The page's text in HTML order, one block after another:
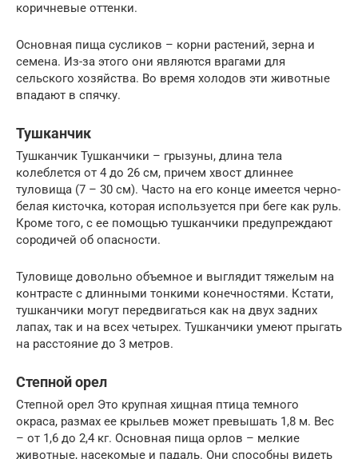
коричневые оттенки.
Основная пища сусликов – корни растений, зерна и
семена. Из-за этого они являются врагами для
сельского хозяйства. Во время холодов эти животные
впадают в спячку.
Тушканчик
Тушканчик Тушканчики – грызуны, длина тела
колеблется от 4 до 26 см, причем хвост длиннее
туловища (7 – 30 см). Часто на его конце имеется черно-
белая кисточка, которая используется при беге как руль.
Кроме того, с ее помощью тушканчики предупреждают
сородичей об опасности.
Туловище довольно объемное и выглядит тяжелым на
контрасте с длинными тонкими конечностями. Кстати,
тушканчики могут передвигаться как на двух задних
лапах, так и на всех четырех. Тушканчики умеют прыгать
на расстояние до 3 метров.
Степной орел
Степной орел Это крупная хищная птица темного
окраса, размах ее крыльев может превышать 1,8 м. Вес
– от 1,6 до 2,4 кг. Основная пища орлов – мелкие
животные, насекомые и падаль. Они способны видеть